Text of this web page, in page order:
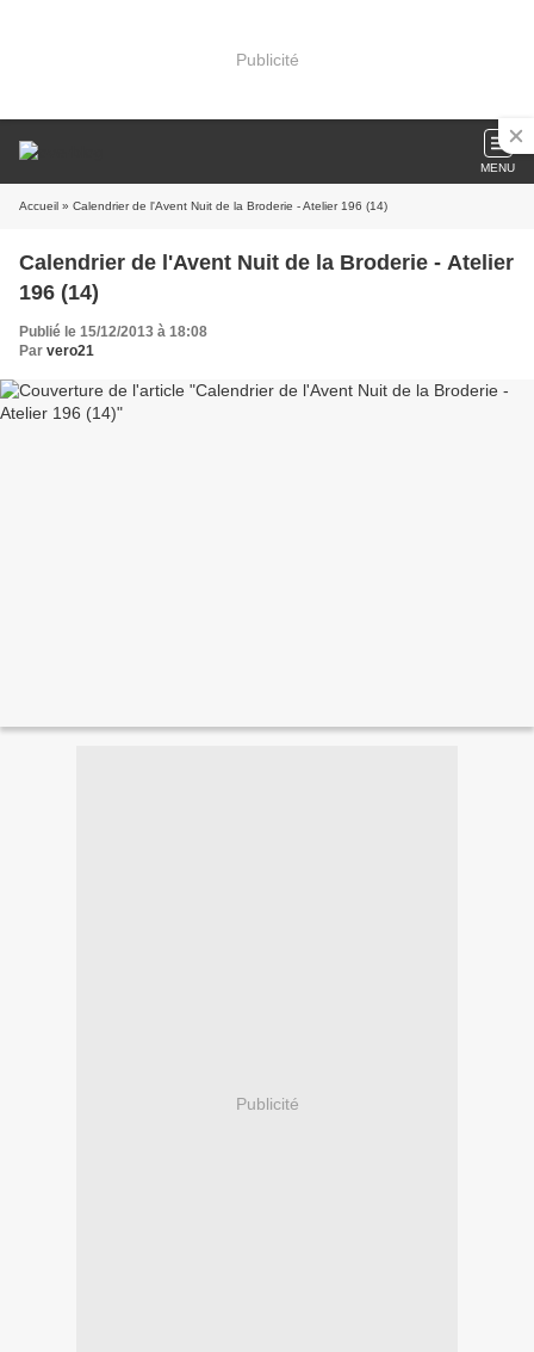
Publicité
MENU
Accueil » Calendrier de l'Avent Nuit de la Broderie - Atelier 196 (14)
Calendrier de l'Avent Nuit de la Broderie - Atelier
196 (14)
Publié le 15/12/2013 à 18:08
Par vero21
Publicité